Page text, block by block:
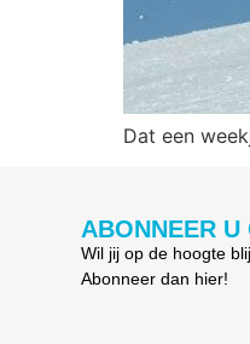
Dat een
ABONNEER U
Wil jij op de hoogte
Abonneer dan hier!